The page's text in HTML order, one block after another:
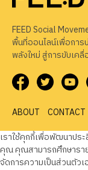
FEED Social
พื้นที่ออนไลน์เพื่อกา
พลังใหม่ สู่การขับเค
ABOUT CONTACT
เราใช้คุกกี้เพื่อพัฒนาปร
คุณ คุณสามารถศึกษารา
จัดการความเป็นส่วนตัว